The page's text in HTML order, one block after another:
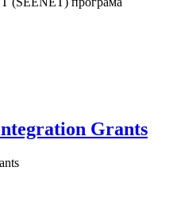
Grants